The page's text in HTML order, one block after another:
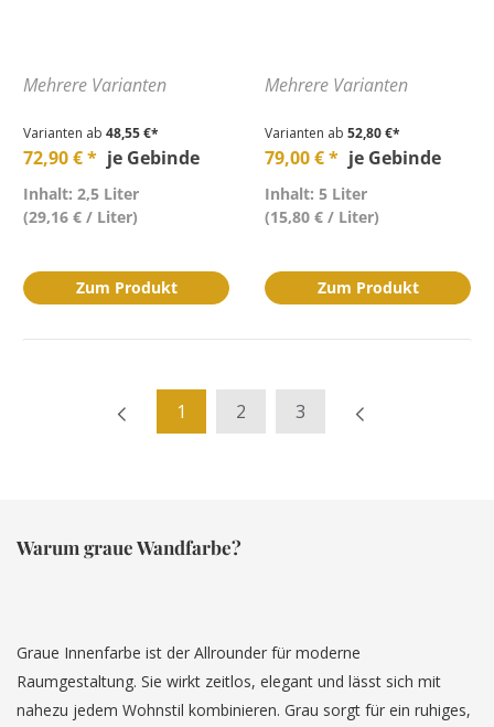
Mehrere Varianten
Varianten ab 48,55 €*
72,90 € * je Gebinde
Inhalt: 2,5 Liter
(29,16 € / Liter)
Zum Produkt
Mehrere Varianten
Varianten ab 52,80 €*
79,00 € * je Gebinde
Inhalt: 5 Liter
(15,80 € / Liter)
Zum Produkt
1 2 3
Warum graue Wandfarbe?
Graue Innenfarbe ist der Allrounder für moderne
Raumgestaltung. Sie wirkt zeitlos, elegant und lässt sich mit
nahezu jedem Wohnstil kombinieren. Grau sorgt für ein ruhiges,